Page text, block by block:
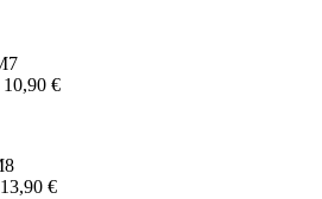
10,90 €
13,90 €